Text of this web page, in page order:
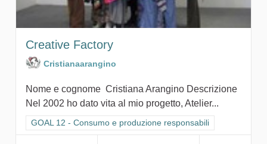
Creative Factory
Cristianaarangino
Nome e cognome Cristiana Arangino Descrizione
Nel 2002 ho dato vita al mio progetto, Atelier...
Filtra i risultati per categoria: GOAL 12 - Consumo e
GOAL 12 - Consumo e produzione responsabili